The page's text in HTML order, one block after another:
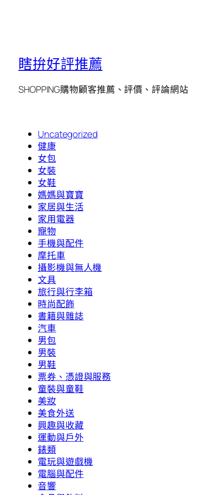
瞎拚好評推薦
SHOPPING購物顧客推薦、評價、評論網站
Uncategorized
健康
女包
女裝
女鞋
媽媽與寶寶
家居與生活
家用電器
寵物
手機與配件
摩托車
攝影機與無人機
文具
旅行與行李箱
時尚配飾
書籍與雜誌
汽車
男包
男裝
男鞋
票券、憑證與服務
童裝與童鞋
美妝
美食外送
興趣與收藏
運動與戶外
錶類
電玩與遊戲機
電腦與配件
音響